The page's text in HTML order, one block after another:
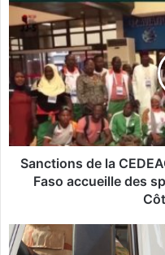
S
a
n
c
t
i
n
s
C
E
Sanctions de la
Faso accueille des
O
u